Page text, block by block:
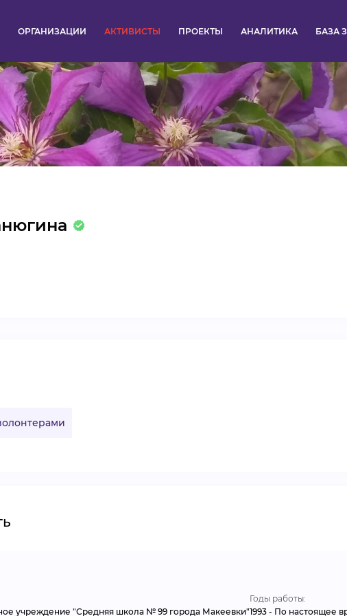
ОРГАНИЗАЦИИ АКТИВИСТЫ ПРОЕКТЫ АНАЛИТИКА БАЗА
ПУЛЬС
КОНКУРСЫ
ОРГАНИЗАЦИИ
ПРОЕКТЫ
учреждение "Средняя школа № 99 города Макеевки"
Годы работы:
1993 - По настоящее